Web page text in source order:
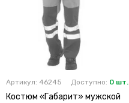
Артикул: 46245 Доступно: 0 шт.
Костюм «Габарит» мужской